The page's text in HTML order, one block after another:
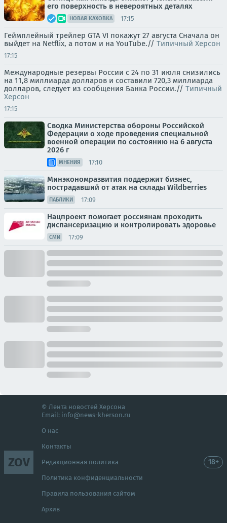
его поверхность в невероятных деталях
НОВАЯ КАХОВКА 17:15
Геймплейный трейлер GTA VI покажут 27 августа Сначала он
выйдет на Netflix, а потом и на YouTube.// Типичный Херсон
17:15
Международные резервы России с 24 по 31 июля снизились
на 11,8 миллиарда долларов и составили 720,3 миллиарда
долларов, следует из сообщения Банка России.// Типичный
Херсон
17:15
Сводка Министерства обороны Российской
Федерации о ходе проведения специальной
военной операции по состоянию на 6 августа
2026 г
МНЕНИЯ 17:10
Минэкономразвития поддержит бизнес,
пострадавший от атак на склады Wildberries
ПАБЛИКИ 17:09
Нацпроект помогает россиянам проходить
диспансеризацию и контролировать здоровье
СМИ 17:09
ZOV
© Лента новостей Херсона
Email: info@news-kherson.ru
О нас
Контакты
Редакционная политика
Политика конфиденциальности
Правила пользования сайтом
Архив
18+